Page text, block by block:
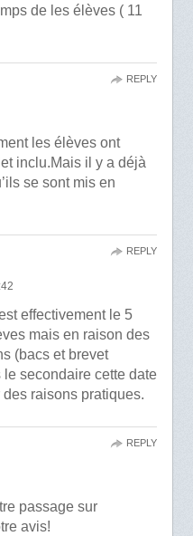
de les élèves ( 11
les élèves ont
inclu.Mais il y a déjà
se sont mis en
REPLY
effectivement le 5
mais en raison des
(bacs et brevet
le secondaire cette date
raisons pratiques.
REPLY
passage sur
avis!
REPLY